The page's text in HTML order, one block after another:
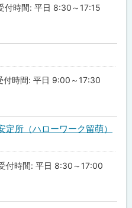
付時間: 平日 8:30～17:15
付時間: 平日 9:00～17:30
所（ハローワーク留萌）
付時間: 平日 8:30～17:00